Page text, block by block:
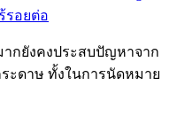
รอยต่อ
กยังคงประสบปัญหาจาก
ะดาษ ทั้งในการนัดหมาย